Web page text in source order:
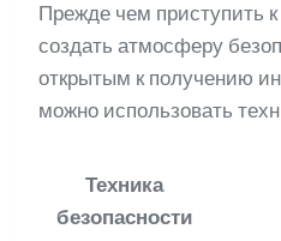
Прежде чем приступить
создать атмосферу
открытым к получению
можно использовать
Техника
безопасности